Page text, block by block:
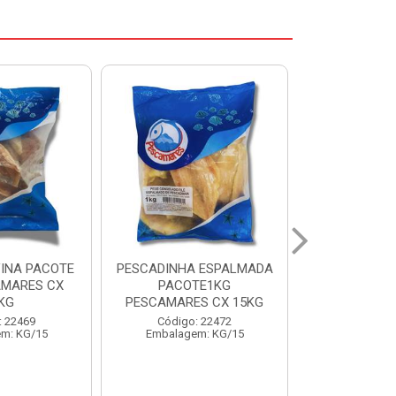
CX 15KG
22472
KG/15
FILE DE PANGA PREMIUM
PACOTE 1KG CAIXA 10KG
Código: 20021
Embalagem: KG/10